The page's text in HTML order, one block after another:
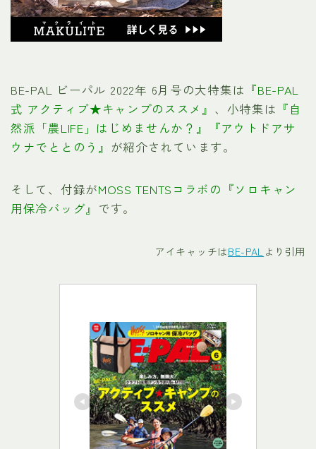
BE-PAL ビーパル 2022年 6月号の大特集は 『BE-PAL
式 アクティブ★キャンプのススメ』 、小特集は 『自
然派「農LIFE」はじめませんか？』『アウトドアサ
ウナでととのう』 が紹介されています。
そして、付録がMOSS TENTSコラボの『ソロキャン
用保冷バッグ』 です。
アイキャッチはBE-PAL より引用